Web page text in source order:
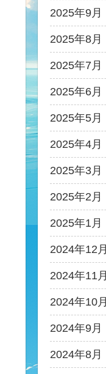
2025年9月
2025年8月
2025年7月
2025年6月
2025年5月
2025年4月
2025年3月
2025年2月
2025年1月
2024年12月
2024年11月
2024年10月
2024年9月
2024年8月